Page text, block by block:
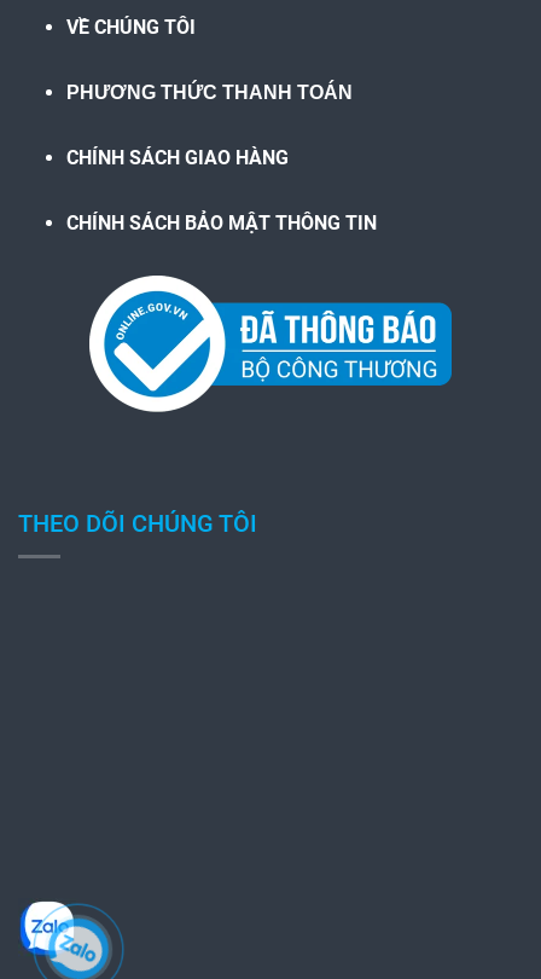
VỀ CHÚNG TÔI
PHƯƠNG THỨC THANH TOÁN
CHÍNH SÁCH GIAO HÀNG
CHÍNH SÁCH BẢO MẬT THÔNG TIN
THEO DÕI CHÚNG TÔI